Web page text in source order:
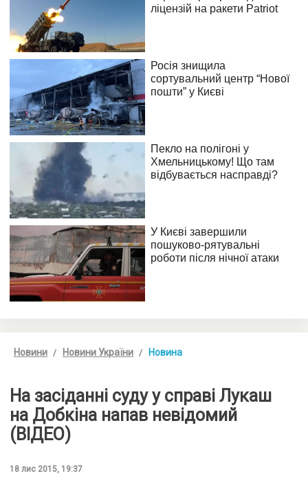
Новини Новини України Новина
На засіданні суду у справі Лукаш
на Добкіна напав невідомий
(ВІДЕО)
18 лис 2015, 19:37